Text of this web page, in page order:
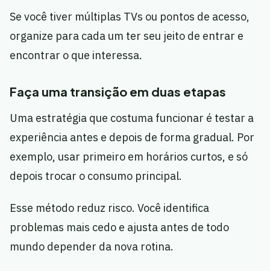
Se você tiver múltiplas TVs ou pontos de acesso,
organize para cada um ter seu jeito de entrar e
encontrar o que interessa.
Faça uma transição em duas etapas
Uma estratégia que costuma funcionar é testar a
experiência antes e depois de forma gradual. Por
exemplo, usar primeiro em horários curtos, e só
depois trocar o consumo principal.
Esse método reduz risco. Você identifica
problemas mais cedo e ajusta antes de todo
mundo depender da nova rotina.